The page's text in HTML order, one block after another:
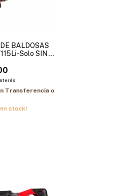
BALDOSAS
Solo SIN
Transferencia o
en stock!